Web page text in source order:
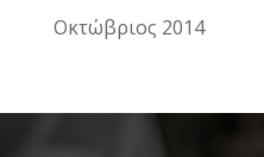
Οκτώβριος 2014